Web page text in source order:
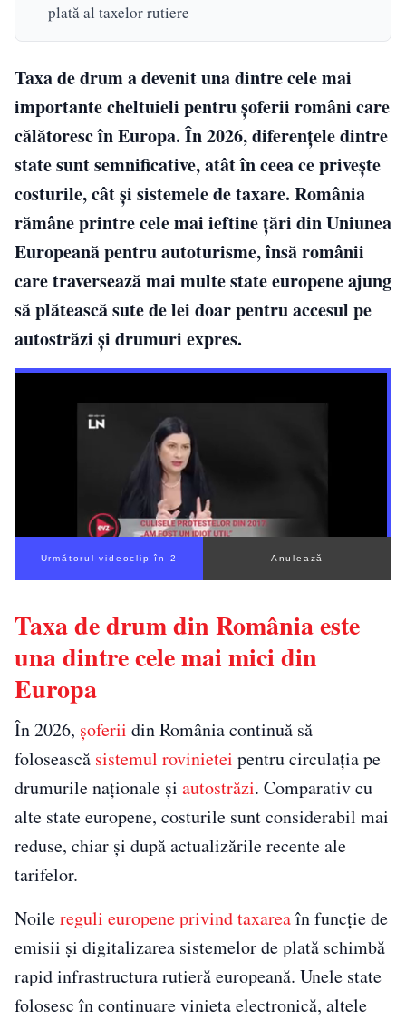
plată al taxelor rutiere
Taxa de drum a devenit una dintre cele mai
importante cheltuieli pentru șoferii români care
călătoresc în Europa. În 2026, diferențele dintre
state sunt semnificative, atât în ceea ce privește
costurile, cât și sistemele de taxare. România
rămâne printre cele mai ieftine țări din Uniunea
Europeană pentru autoturisme, însă românii
care traversează mai multe state europene ajung
să plătească sute de lei doar pentru accesul pe
autostrăzi și drumuri expres.
Următorul videoclip în 1 Anulează
Taxa de drum din România este
una dintre cele mai mici din
Europa
În 2026, șoferii din România continuă să
folosească sistemul rovinietei pentru circulația pe
drumurile naționale și autostrăzi. Comparativ cu
alte state europene, costurile sunt considerabil mai
reduse, chiar și după actualizările recente ale
tarifelor.
Noilereguli europene privind taxareaîn funcție de
emisii și digitalizarea sistemelor de plată schimbă
rapid infrastructura rutieră europeană. Unele state
folosesc în continuare vinieta electronică, altele